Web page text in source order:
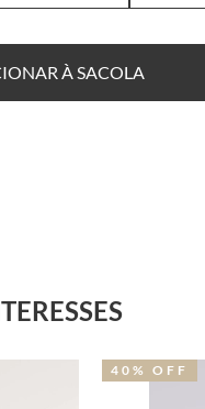
À SACOLA
40% OFF